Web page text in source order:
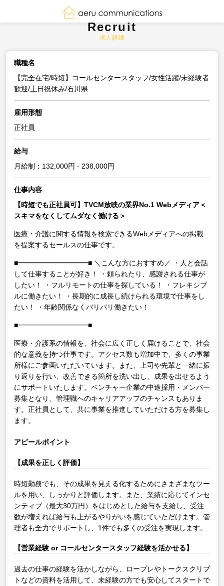
Recruit
求人詳細
職種名
【完全在宅/時短】コールセンタースタッフ/女性活躍/未経験者
歓迎/土日祝休み/石川県
雇用形態
正社員
給与
月給制：132,000円 - 238,000円
仕事内容
【時短でも正社員可】TVCM放映の業界No.1 Webメディア＜
スキマをなくしてムダなく働ける＞
医療・介護に関する情報を検索できるWebメディアへの掲載
を提案するセールスの仕事です。
■━━━━━━━━━━■ ＼こんな方におすすめ／
・人と会話
して仕事することが好き！
・頼られたり、感謝される仕事が
したい！
・フルリモートの仕事を探している！
・フレキシブ
ルに働きたい！
・長期的に成長し続けられる環境で仕事をし
たい！
・年齢関係なくバリバリ働きたい！
■━━━━━━━━━━■
医療・介護系の情報を、社会に広く正しく届けることで、社会
的な意義を持つ仕事です。アクセス数も増加中で、多くの事業
所様にご参画いただいています。また、上司や先輩と一緒に振
り返りを行い、改善できる箇所を洗い出し、成果を出せるよう
にサポートいたします。ベンチャー企業の中途採用・メンバー
募集となり、管理職へのキャリアアップのチャンスもありま
す。正社員として、共に事業を推進していただける方を募集し
ます。
アピールポイント
【成果を正しく評価】
時短勤務でも、その成果を見える化するためにさまざまなツー
ルを用い、しっかりと評価します。また、業績に応じてインセ
ンティブ（最大30万円）をはじめとした給与を支給し、受注
数が増えれば給与も上がるやりがいを感じていただけます。管
理者も全力でサポートし、1件でも多くの受注を実現します。
【営業経験 or コールセンタースタッフ経験を活かせる】
過去の仕事の経験を活かしながら、ロープレやトークスクリプ
トなどの資料を活用して、未経験の方でも安心してスタートで